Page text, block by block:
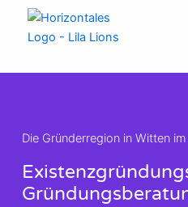
springen
Die Gründerregion in Witten